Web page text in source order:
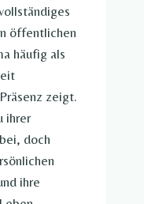
öffentlichen
häufig als
zeigt.
ihrer
doch
ihre